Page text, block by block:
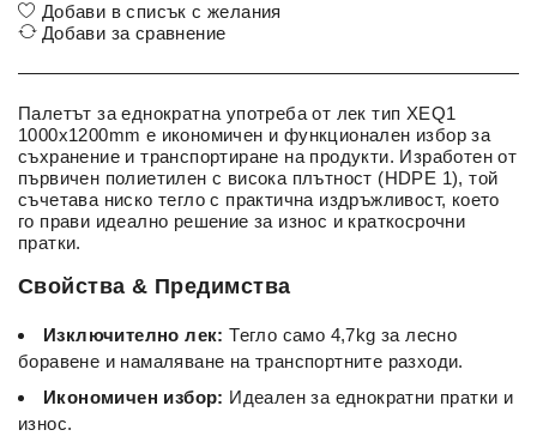
Добави в списък с желания
Добави за сравнение
Палетът за еднократна употреба от лек тип XEQ1
1000x1200mm е икономичен и функционален избор за
съхранение и транспортиране на продукти. Изработен от
първичен полиетилен с висока плътност (HDPE 1), той
съчетава ниско тегло с практична издръжливост, което
го прави идеално решение за износ и краткосрочни
пратки.
Свойства & Предимства
Изключително лек: Тегло само 4,7kg за лесно
боравене и намаляване на транспортните разходи.
Икономичен избор: Идеален за еднократни пратки и
износ.